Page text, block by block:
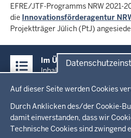
Auf dieser Seite werden Cookies
Durch Anklicken des/der Cookie-
damit einverstanden, dass wir
Technische Cookies sind zwingend
EFRE/JTF-Programms NRW 2021-
die Innovationsförderagentur
Projektträger Jülich (PtJ)
Inhalte
Im Überblick
Inhalt
Menü
in
der
Fußzeile
Startseite
Ministerium